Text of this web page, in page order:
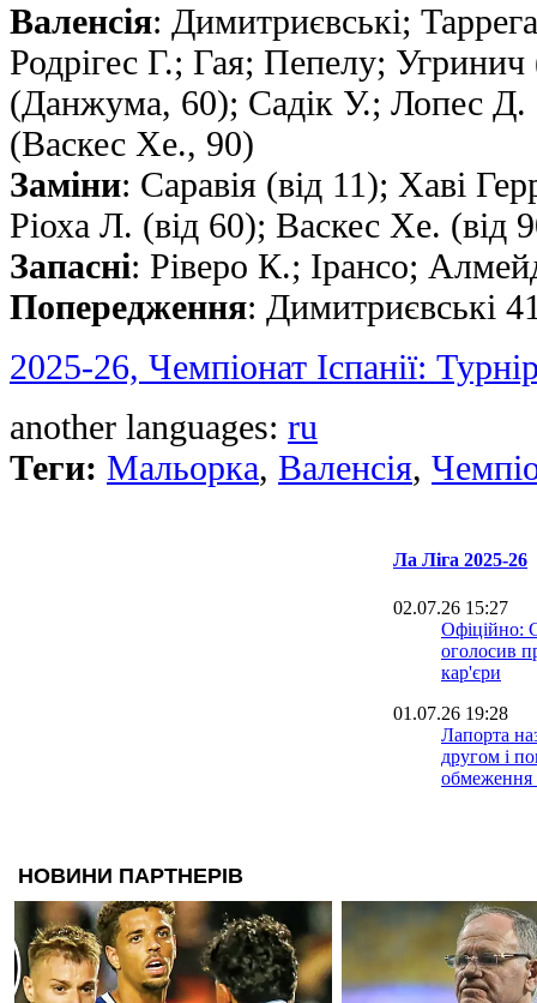
Валенсія: Димитриєвські;
Родрігес Г.; Гая; Пепелу;
(Данжума, 60); Садік У.; Лопес Д.
(Васкес Хе., 90)
Заміни: Саравія (від 11); Хаві
Ріоха Л. (від 60); Васкес Хе. (від
Запасні: Ріверо К.; Ірансо;
Попередження: Димитриєвські
2025-26, Чемпіонат Іспанії:
another languages: ru
Теги: Мальорка, Валенсія,
Ла Ліга 2025-26
02.07.26 15:27
Офіційно:
оголосив
кар'єри
01.07.26 19:28
Лапорта
другом і
обмеження
15.06.26 18:31
Гравець
років